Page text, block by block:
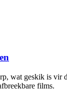
wat geskik is
films.